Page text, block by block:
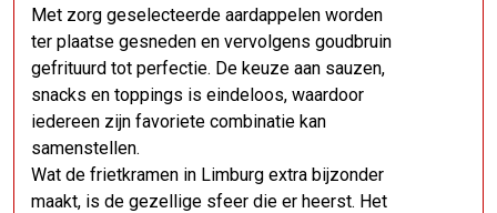
Met zorg geselecteerde aardappelen worden
ter plaatse gesneden en vervolgens goudbruin
gefrituurd tot perfectie. De keuze aan sauzen,
snacks en toppings is eindeloos, waardoor
iedereen zijn favoriete combinatie kan
samenstellen.
Wat de frietkramen in Limburg extra bijzonder
maakt, is de gezellige sfeer die er heerst. Het